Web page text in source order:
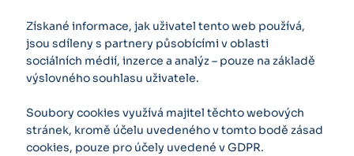
Získané informace, jak uživatel tento web používá,
jsou sdíleny s partnery působícími v oblasti
sociálních médií, inzerce a analýz – pouze na základě
výslovného souhlasu uživatele.
Soubory cookies využívá majitel těchto webových
stránek, kromě účelu uvedeného v tomto bodě zásad
cookies, pouze pro účely uvedené v GDPR.